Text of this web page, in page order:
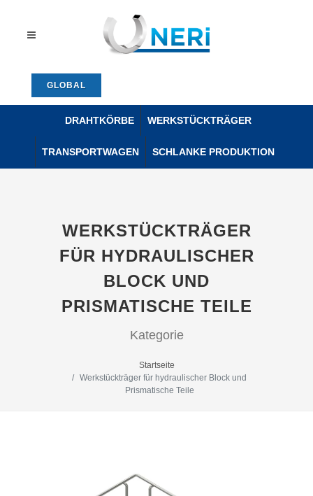
GLOBAL
DRAHTKÖRBE WERKSTÜCKTRÄGER
TRANSPORTWAGEN SCHLANKE PRODUKTION
WERKSTÜCKTRÄGER
FÜR HYDRAULISCHER
BLOCK UND
PRISMATISCHE TEILE
Kategorie
Startseite
Werkstückträger für hydraulischer Block und
Prismatische Teile